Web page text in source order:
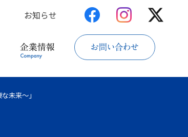
お知らせ
未来～」